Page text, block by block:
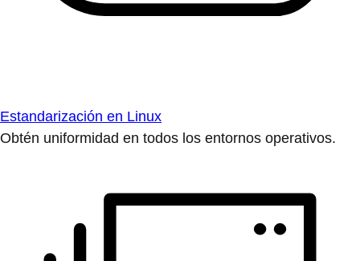
Estandarización en Linux
Obtén uniformidad en todos los entornos operativos.